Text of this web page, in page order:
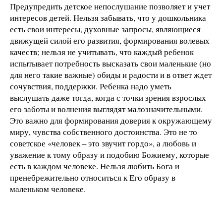
Предупредить детское непослушание позволяет и учет
интересов детей. Нельзя забывать, что у дошкольника
есть свои интересы, духовные запросы, являющиеся
движущей силой его развития, формирования волевых
качеств; нельзя не учитывать, что каждый ребенок
испытывает потребность высказать свои маленькие (но
для него такие важные) обиды и радости и в ответ ждет
сочувствия, поддержки. Ребенка надо уметь
выслушать даже тогда, когда с точки зрения взрослых
его заботы и волнения выглядят малозначительными.
Это важно для формирования доверия к окружающему
миру, чувства собственного достоинства. Это не то
советское «человек – это звучит гордо», а любовь и
уважение к тому образу и подобию Божиему, которые
есть в каждом человеке. Нельзя любить Бога и
пренебрежительно относиться к Его образу в
маленьком человеке.